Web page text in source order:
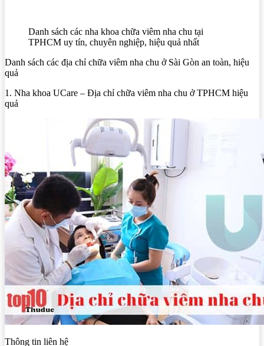
Danh sách các nha khoa chữa viêm nha chu tại
TPHCM uy tín, chuyên nghiệp, hiệu quả nhất
Danh sách các địa chỉ chữa viêm nha chu ở Sài Gòn an toàn, hiệu
quả
1. Nha khoa UCare – Địa chỉ chữa viêm nha chu ở TPHCM hiệu
quả
Thông tin liên hệ